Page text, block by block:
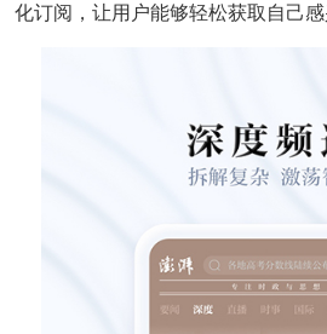
化订阅，让用户能够轻松获取自己感